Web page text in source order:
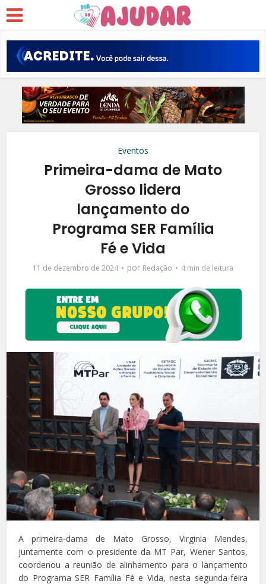
Eventos
Primeira-dama de Mato
Grosso lidera
lançamento do
Programa SER Família
Fé e Vida
11 de dezembro de 2024 por Redação 4 min de leitura
A primeira-dama de Mato Grosso, Virginia Mendes,
juntamente com o presidente da MT Par, Wener Santos,
coordenou a reunião de alinhamento para o lançamento
do Programa SER Família Fé e Vida, nesta segunda-feira